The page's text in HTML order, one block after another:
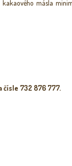
másla
732 876 777.